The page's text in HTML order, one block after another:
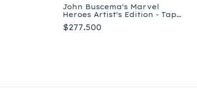
John Buscema's Marvel
Heroes Artist's Edition - Tapa
dura - Inglés
$277.500